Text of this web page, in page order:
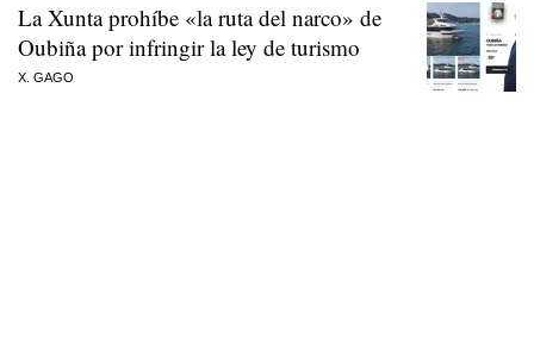
La Xunta prohíbe «la ruta del narco» de
Oubiña por infringir la ley de turismo
X. GAGO